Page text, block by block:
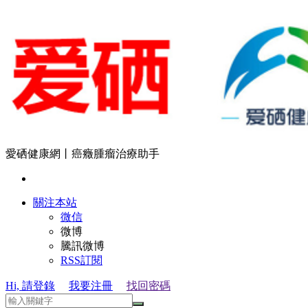
愛硒健康網丨癌癥腫瘤治療助手
關注本站
微信
微博
騰訊微博
RSS訂閱
Hi, 請登錄 我要注冊 找回密碼